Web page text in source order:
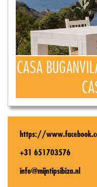
CASA
https://
+31 651703576
info@mijntipsibiza.nl